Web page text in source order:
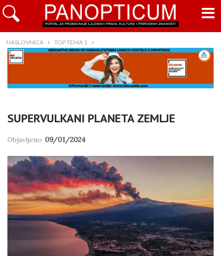
NASLOVNICA TOP TEMA 1
SUPERVULKANI PLANETA ZEMLJE
Objavljeno 09/01/2024